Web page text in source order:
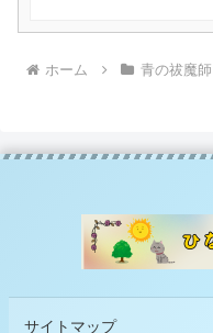
ホーム 青の祓魔師
サイトマップ